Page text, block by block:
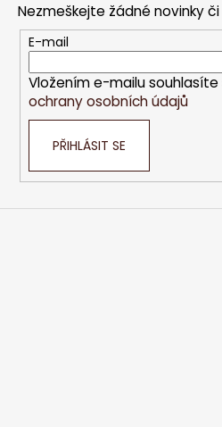
Nezmeškejte žádné novinky
E-mail
Vložením e-mailu souhlasíte
ochrany osobních údajů
PŘIHLÁSIT SE